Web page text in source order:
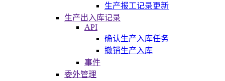
生产报工记录更新
生产出入库记录
API
确认生产入库任务
撤销生产入库
事件
委外管理